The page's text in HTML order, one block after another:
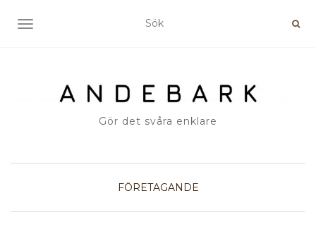
SLÅ PÅ/AV NAVIGERING
Gör det svåra enklare
FÖRETAGANDE